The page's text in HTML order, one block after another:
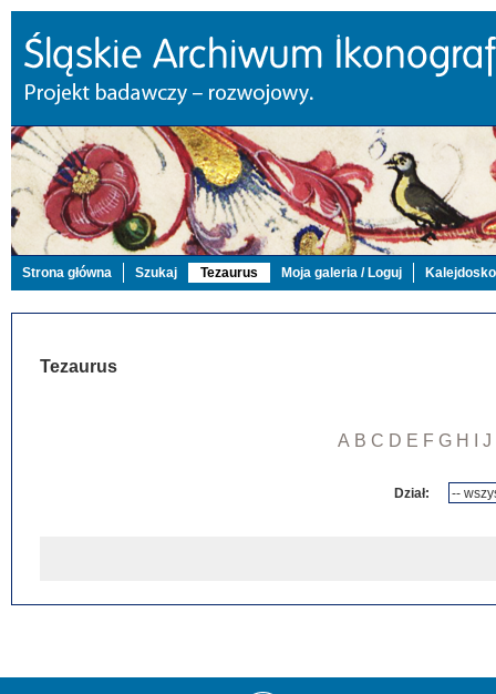
Strona główna Szukaj Tezaurus Moja galeria / Loguj
Tezaurus
A B C D E F G H J
Dział: